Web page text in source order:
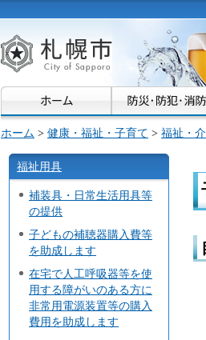
札幌市
ホーム > 健康・福祉・子育て > 福祉・
福祉用具
補装具・日常生活用具等
の提供
子どもの補聴器購入費等
を助成します
在宅で人工呼吸器等を使
用する障がいのある方に
非常用電源装置等の購入
費用を助成します